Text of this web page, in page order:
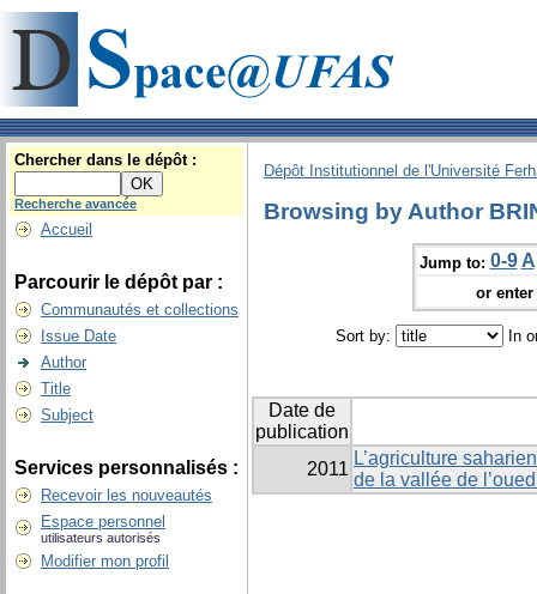
Chercher dans le dépôt :
Recherche avancée
Accueil
Parcourir le dépôt par :
Communautés et collections
Issue Date
Author
Title
Subject
Services personnalisés :
Recevoir les nouveautés
Espace personnel
utilisateurs autorisés
Modifier mon profil
Dépôt Institutionnel de l'Université
Browsing by Author
Jump to: 0-9 A
or
Sort by: In
Date de
publication
2011
L’agriculture
de la vallée de